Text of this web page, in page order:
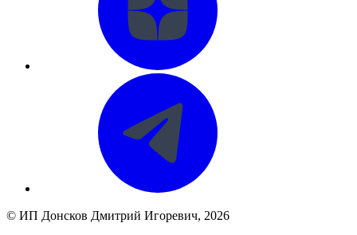
© ИП Донсков Дмитрий Игоревич, 2026